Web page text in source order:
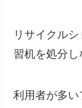
リサイクル
習机を処分し
利用者が多